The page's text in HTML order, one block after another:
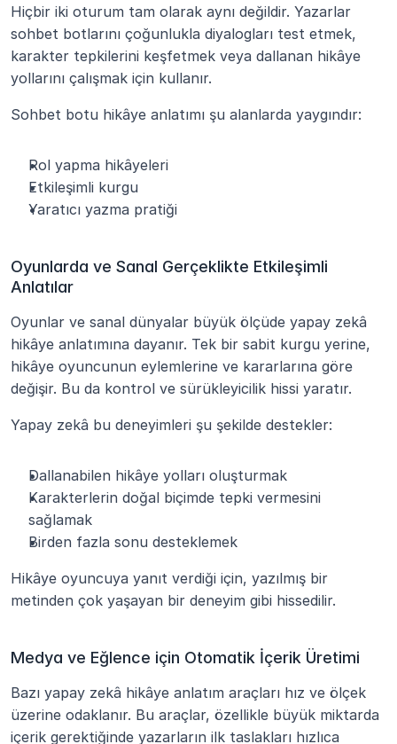
Hiçbir iki oturum tam olarak aynı değildir. Yazarlar
sohbet botlarını çoğunlukla diyalogları test etmek,
karakter tepkilerini keşfetmek veya dallanan hikâye
yollarını çalışmak için kullanır.
Sohbet botu hikâye anlatımı şu alanlarda yaygındır:
Rol yapma hikâyeleri
Etkileşimli kurgu
Yaratıcı yazma pratiği
Oyunlarda ve Sanal Gerçeklikte Etkileşimli
Anlatılar
Oyunlar ve sanal dünyalar büyük ölçüde yapay zekâ
hikâye anlatımına dayanır. Tek bir sabit kurgu yerine,
hikâye oyuncunun eylemlerine ve kararlarına göre
değişir. Bu da kontrol ve sürükleyicilik hissi yaratır.
Yapay zekâ bu deneyimleri şu şekilde destekler:
Dallanabilen hikâye yolları oluşturmak
Karakterlerin doğal biçimde tepki vermesini
sağlamak
Birden fazla sonu desteklemek
Hikâye oyuncuya yanıt verdiği için, yazılmış bir
metinden çok yaşayan bir deneyim gibi hissedilir.
Medya ve Eğlence için Otomatik İçerik Üretimi
Bazı yapay zekâ hikâye anlatım araçları hız ve ölçek
üzerine odaklanır. Bu araçlar, özellikle büyük miktarda
içerik gerektiğinde yazarların ilk taslakları hızlıca